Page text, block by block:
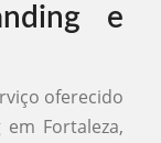
e
oferecido
Fortaleza,